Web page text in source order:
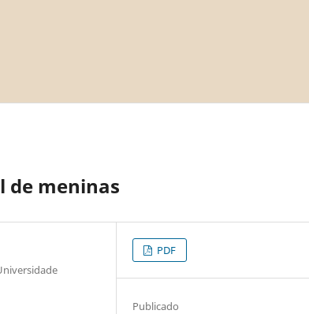
de meninas
PDF
Publicado